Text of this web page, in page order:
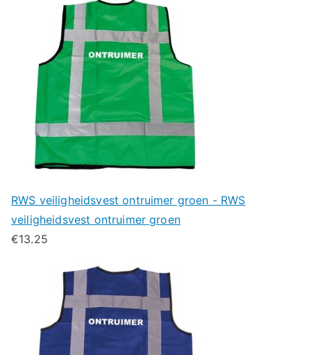
RWS veiligheidsvest ontruimer groen - RWS
veiligheidsvest ontruimer groen
€13.25